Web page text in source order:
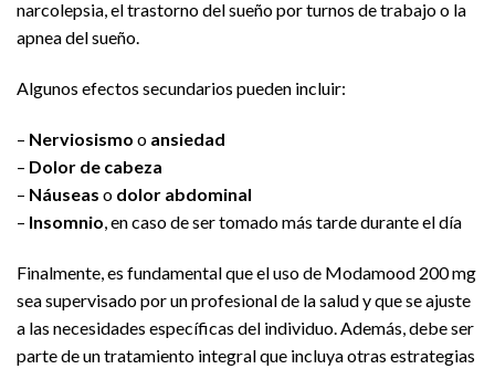
narcolepsia, el trastorno del sueño por turnos de trabajo o la
apnea del sueño.
Algunos efectos secundarios pueden incluir:
– Nerviosismo o ansiedad
– Dolor de cabeza
– Náuseas o dolor abdominal
– Insomnio, en caso de ser tomado más tarde durante el día
Finalmente, es fundamental que el uso de Modamood 200 mg
sea supervisado por un profesional de la salud y que se ajuste
a las necesidades específicas del individuo. Además, debe ser
parte de un tratamiento integral que incluya otras estrategias